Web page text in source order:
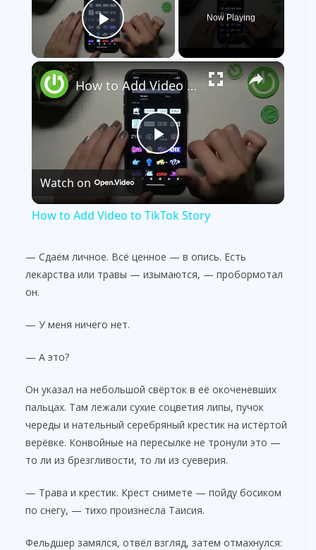
Play Video
Now Playing
×
P
l
y
d
e
o
How to Add Video to TikTok Story
Watch on
How to Add Video to TikTok Story
— Сдаём личное. Всё ценное — в опись. Есть
лекарства или травы — изымаются, — пробормотал
он.
— У меня ничего нет.
— А это?
Он указал на небольшой свёрток в её окоченевших
пальцах. Там лежали сухие соцветия липы, пучок
череды и нательный серебряный крестик на истёртой
верёвке. Конвойные на пересылке не тронули это —
то ли из брезгливости, то ли из суеверия.
— Трава и крестик. Крест снимете — пойду босиком
по снегу, — тихо произнесла Таисия.
Фельдшер замялся, отвёл взгляд, затем отмахнулся: